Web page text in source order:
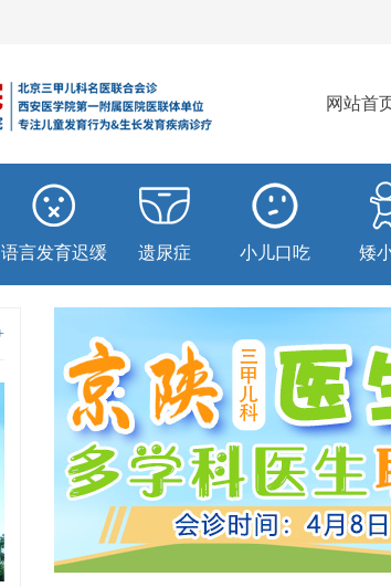
网站首
语言发育迟缓 遗尿症 小儿口吃 矮